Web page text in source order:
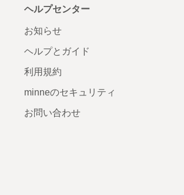
ヘルプセンター
お知らせ
ヘルプとガイド
利用規約
minneのセキュリティ
お問い合わせ